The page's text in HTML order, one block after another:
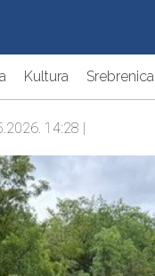
Kultura Srebrenica
14:28 |